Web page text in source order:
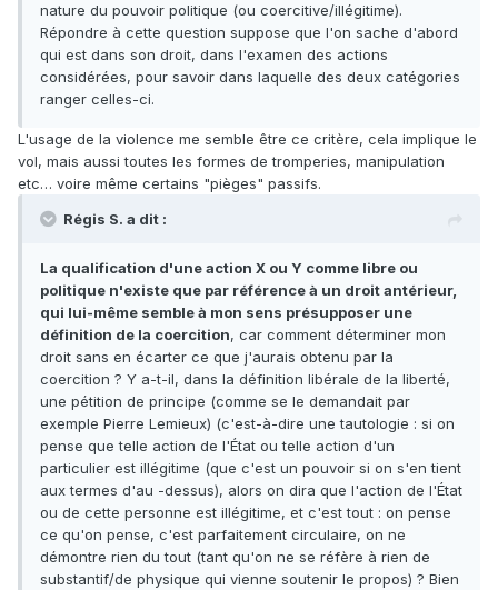
nature du pouvoir politique (ou coercitive/illégitime).
Répondre à cette question suppose que l'on sache d'abord
qui est dans son droit, dans l'examen des actions
considérées, pour savoir dans laquelle des deux catégories
ranger celles-ci.
L'usage de la violence me semble être ce critère, cela implique le
vol, mais aussi toutes les formes de tromperies, manipulation
etc… voire même certains "pièges" passifs.
Régis S. a dit :
La qualification d'une action X ou Y comme libre ou
politique n'existe que par référence à un droit antérieur,
qui lui-même semble à mon sens présupposer une
définition de la coercition, car comment déterminer mon
droit sans en écarter ce que j'aurais obtenu par la
coercition ? Y a-t-il, dans la définition libérale de la liberté,
une pétition de principe (comme se le demandait par
exemple Pierre Lemieux) (c'est-à-dire une tautologie : si on
pense que telle action de l'État ou telle action d'un
particulier est illégitime (que c'est un pouvoir si on s'en tient
aux termes d'au -dessus), alors on dira que l'action de l'État
ou de cette personne est illégitime, et c'est tout : on pense
ce qu'on pense, c'est parfaitement circulaire, on ne
démontre rien du tout (tant qu'on ne se réfère à rien de
substantif/de physique qui vienne soutenir le propos) ? Bien